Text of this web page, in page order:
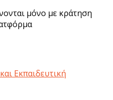
μόνο με κράτηση
Εκπαιδευτική